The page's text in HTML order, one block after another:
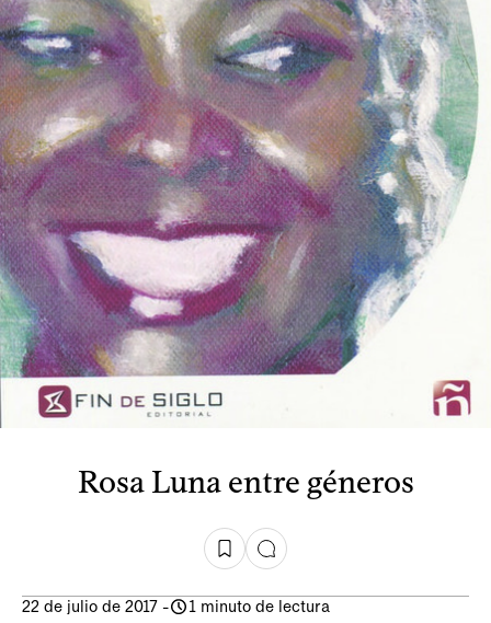
Rosa Luna entre géneros
22 de julio de 2017 - 1 minuto de lectura